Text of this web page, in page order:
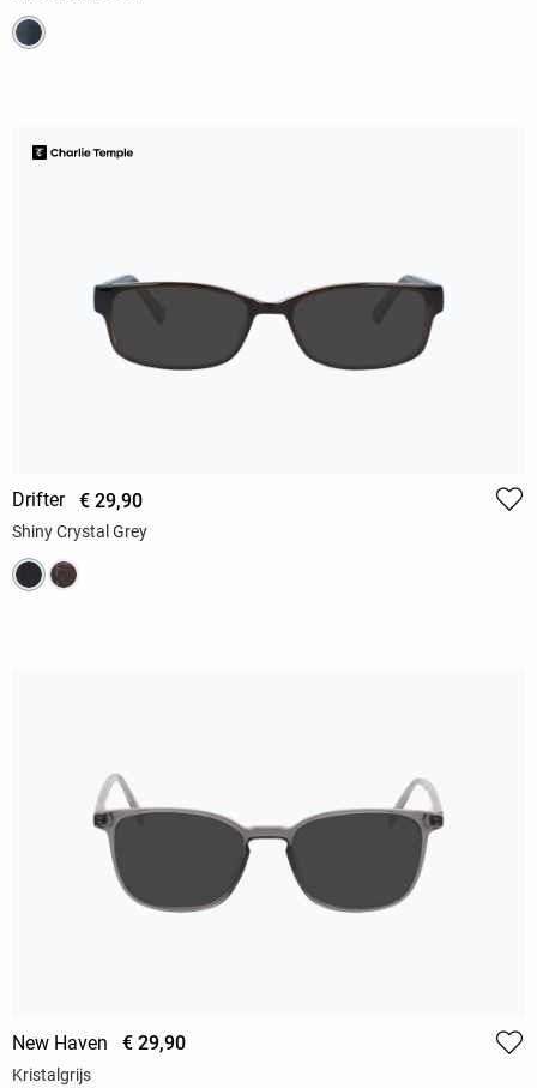
Drifter € 29,90
Shiny Crystal Grey
New Haven € 29,90
Kristalgrijs